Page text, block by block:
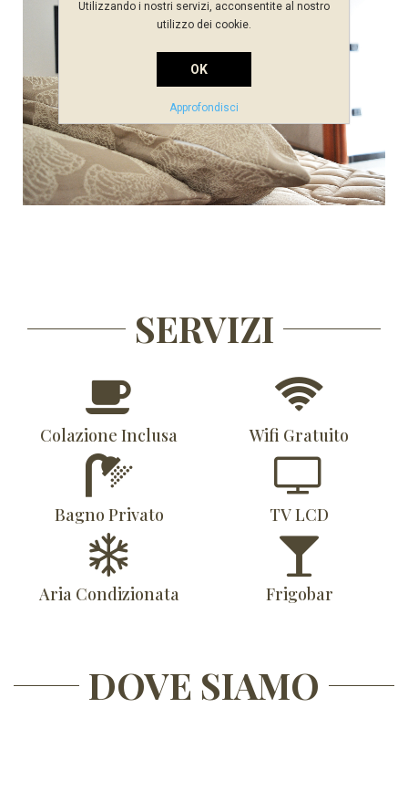
SERVIZI
Colazione Inclusa Wifi Gratuito
Bagno Privato TV LCD
Aria Condizionata Frigobar
DOVE SIAMO
Utilizzando i nostri servizi, acconsentite al nostro
utilizzo dei cookie.
OK
Approfondisci